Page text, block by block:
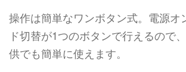
操作は簡単なワンボタン式。電源オ
ド切替が1つのボタンで行えるので
供でも簡単に使えます。